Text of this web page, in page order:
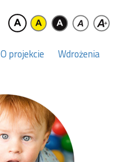
O projekcie
Wdrożenia